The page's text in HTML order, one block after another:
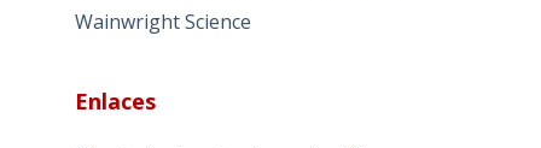
Wainwright Science
Enlaces